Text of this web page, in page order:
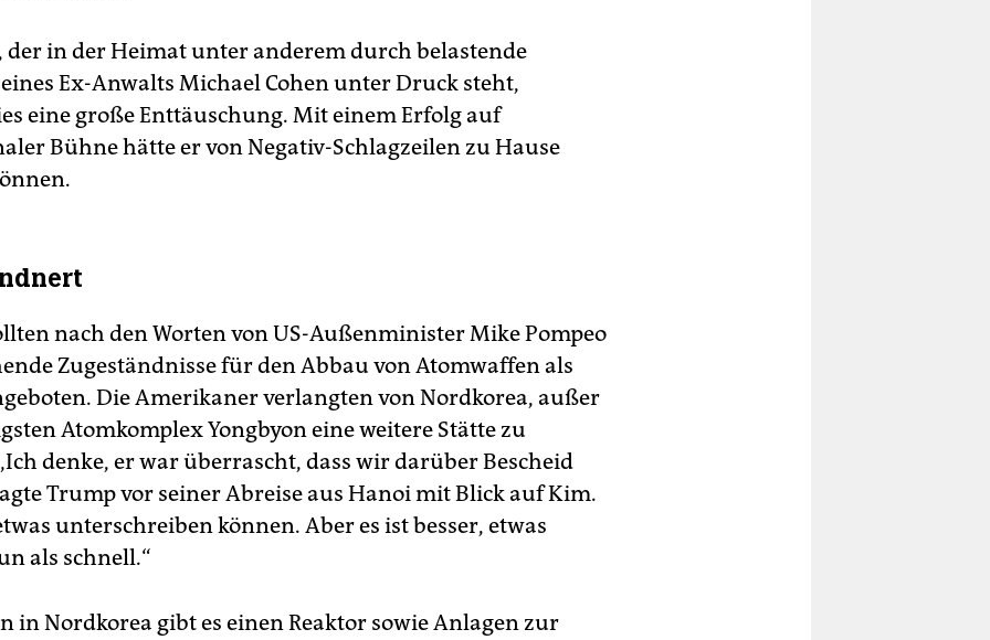
der in der Heimat unter anderem durch belastende
Ex-Anwalts Michael Cohen unter Druck steht,
eine große Enttäuschung. Mit einem Erfolg auf
Bühne hätte er von Negativ-Schlagzeilen zu Hause
nach den Worten von US-Außenminister Mike Pompeo
Zugeständnisse für den Abbau von Atomwaffen als
Die Amerikaner verlangten von Nordkorea, außer
Atomkomplex Yongbyon eine weitere Stätte zu
denke, er war überrascht, dass wir darüber Bescheid
Trump vor seiner Abreise aus Hanoi mit Blick auf Kim.
unterschreiben können. Aber es ist besser, etwas
als schnell.“
in Nordkorea gibt es einen Reaktor sowie Anlagen zur